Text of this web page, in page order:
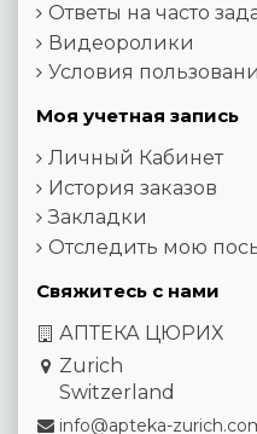
Ответы на часто
Видеоролики
Условия
Моя учетная запись
Личный Кабинет
История заказов
Закладки
Отследить мою
Свяжитесь с нами
АПТЕКА ЦЮРИХ
Zurich
Switzerland
info@apteka-